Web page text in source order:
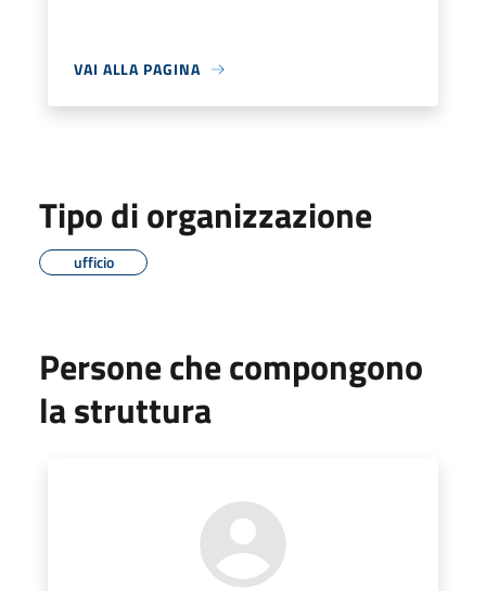
VAI ALLA PAGINA
Tipo di organizzazione
ufficio
Persone che compongono
la struttura